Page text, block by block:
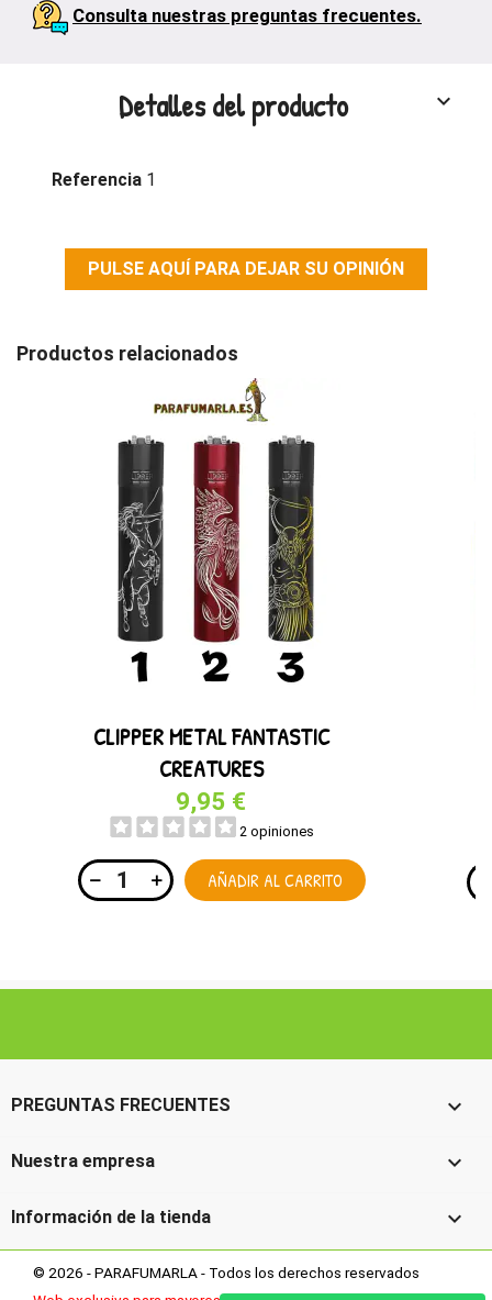
Consulta nuestras preguntas frecuentes.
Detalles del producto keyboard_arrow_down
Referencia 1
PULSE AQUÍ PARA DEJAR SU OPINIÓN
Productos relacionados
CLIPPER METAL FANTASTIC
CREATURES
9,95 €
2 opiniones
AÑADIR AL CARRITO
PREGUNTAS FRECUENTES 
Nuestra empresa 
Información de la tienda 
© 2026 - PARAFUMARLA - Todos los derechos reservados